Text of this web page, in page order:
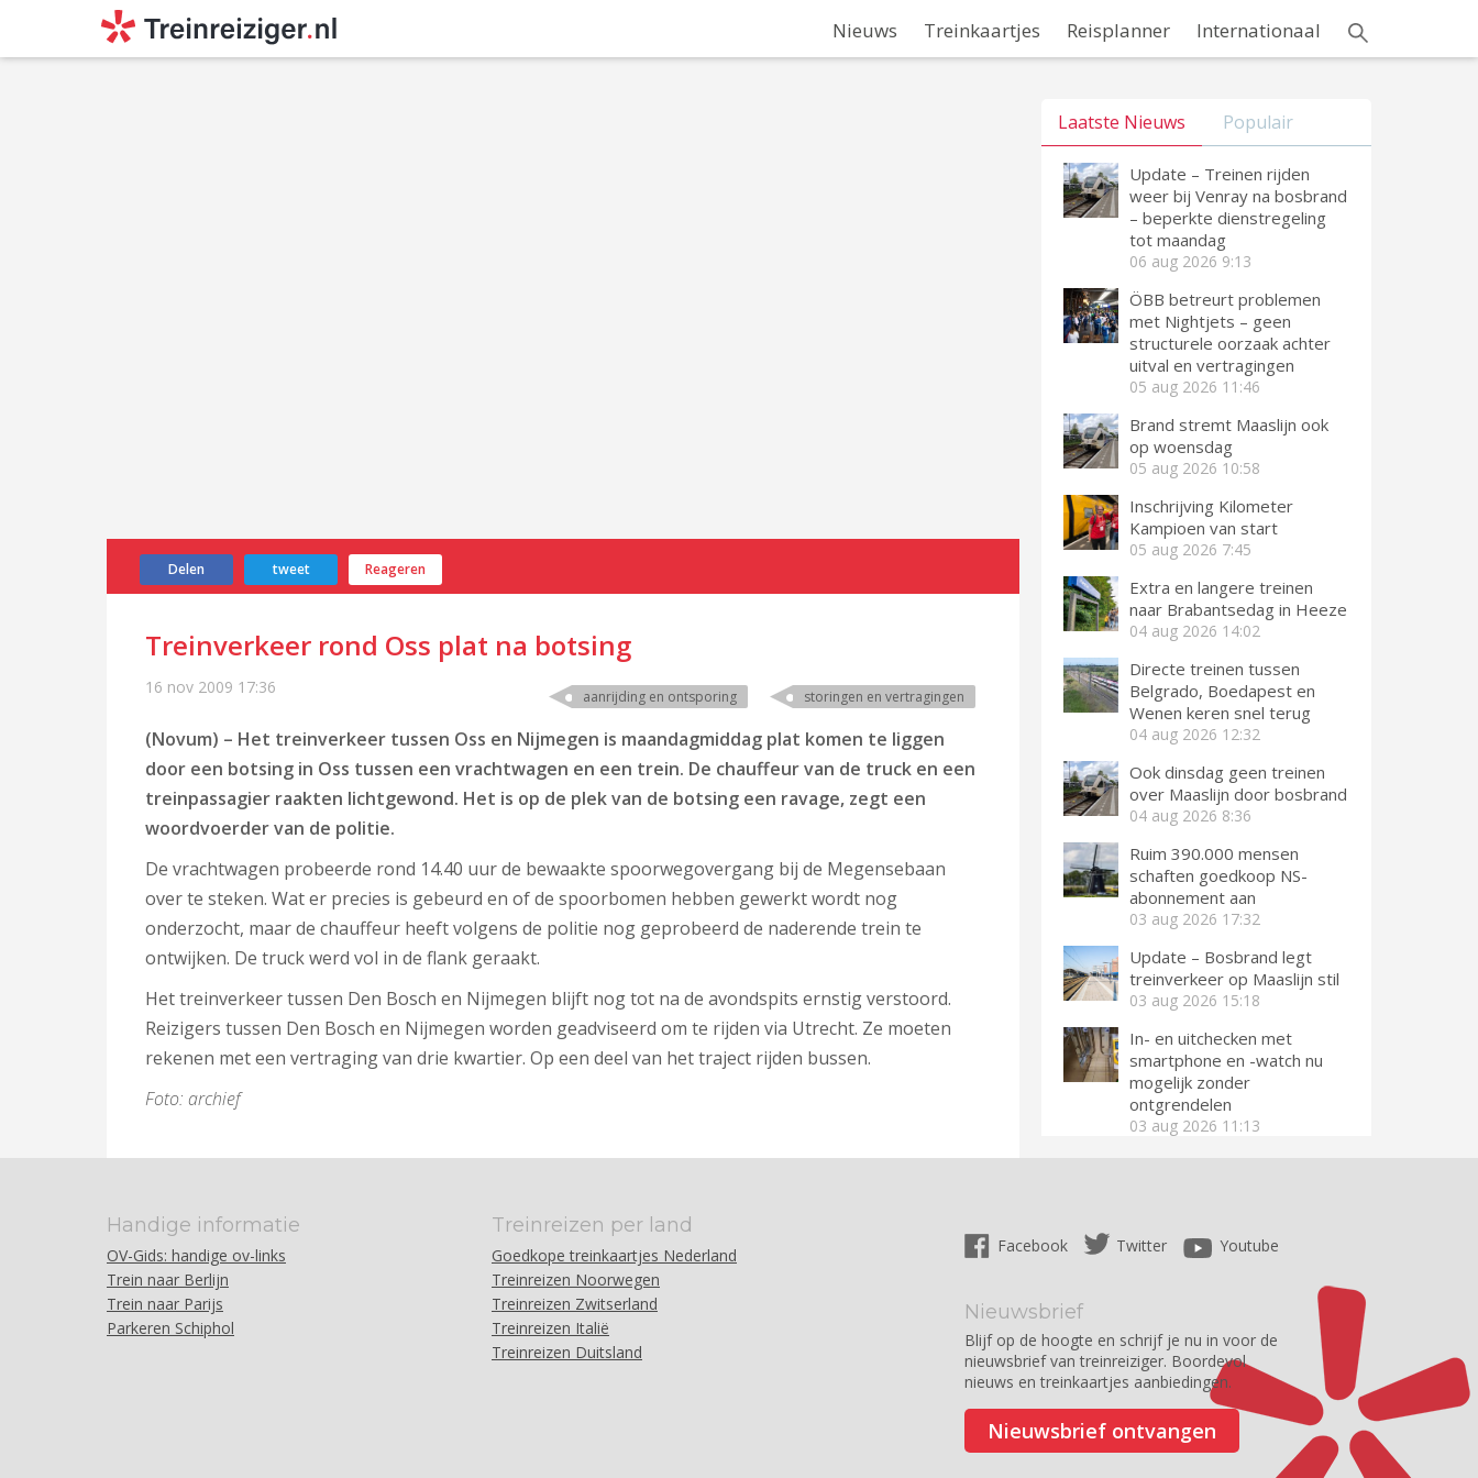
Nieuws Treinkaartjes Reisplanner Internationaal
Delen tweet Reageren
Treinverkeer rond Oss plat na botsing
16 nov 2009 17:36 aanrijding en ontsporing storingen en vertragingen
(Novum) – Het treinverkeer tussen Oss en Nijmegen is maandagmiddag plat komen te liggen
door een botsing in Oss tussen een vrachtwagen en een trein. De chauffeur van de truck en een
treinpassagier raakten lichtgewond. Het is op de plek van de botsing een ravage, zegt een
woordvoerder van de politie.
De vrachtwagen probeerde rond 14.40 uur de bewaakte spoorwegovergang bij de Megensebaan
over te steken. Wat er precies is gebeurd en of de spoorbomen hebben gewerkt wordt nog
onderzocht, maar de chauffeur heeft volgens de politie nog geprobeerd de naderende trein te
ontwijken. De truck werd vol in de flank geraakt.
Het treinverkeer tussen Den Bosch en Nijmegen blijft nog tot na de avondspits ernstig verstoord.
Reizigers tussen Den Bosch en Nijmegen worden geadviseerd om te rijden via Utrecht. Ze moeten
rekenen met een vertraging van drie kwartier. Op een deel van het traject rijden bussen.
Foto: archief
Laatste Nieuws Populair
Update – Treinen rijden
weer bij Venray na bosbrand
– beperkte dienstregeling
tot maandag
06 aug 2026 9:13
ÖBB betreurt problemen
met Nightjets – geen
structurele oorzaak achter
uitval en vertragingen
05 aug 2026 11:46
Brand stremt Maaslijn ook
op woensdag
05 aug 2026 10:58
Inschrijving Kilometer
Kampioen van start
05 aug 2026 7:45
Extra en langere treinen
naar Brabantsedag in Heeze
04 aug 2026 14:02
Directe treinen tussen
Belgrado, Boedapest en
Wenen keren snel terug
04 aug 2026 12:32
Ook dinsdag geen treinen
over Maaslijn door bosbrand
04 aug 2026 8:36
Ruim 390.000 mensen
schaften goedkoop NS-
abonnement aan
03 aug 2026 17:32
Update – Bosbrand legt
treinverkeer op Maaslijn stil
03 aug 2026 15:18
In- en uitchecken met
smartphone en -watch nu
mogelijk zonder
ontgrendelen
03 aug 2026 11:13
Handige informatie
OV-Gids: handige ov-links
Trein naar Berlijn
Trein naar Parijs
Parkeren Schiphol
Treinreizen per land
Goedkope treinkaartjes Nederland
Treinreizen Noorwegen
Treinreizen Zwitserland
Treinreizen Italië
Treinreizen Duitsland
Facebook Twitter Youtube
Nieuwsbrief
Blijf op de hoogte en schrijf je nu in voor de
nieuwsbrief van treinreiziger. Boordevol
nieuws en treinkaartjes aanbiedingen.
Nieuwsbrief ontvangen